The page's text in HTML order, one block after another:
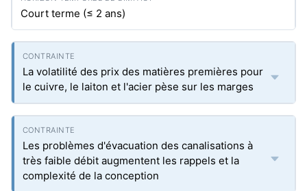
Court terme (≤ 2 ans)
La volatilité des prix des matières premières pour
le cuivre, le laiton et l'acier pèse sur les marges
Les problèmes d'évacuation des canalisations à
très faible débit augmentent les rappels et la
complexité de la conception